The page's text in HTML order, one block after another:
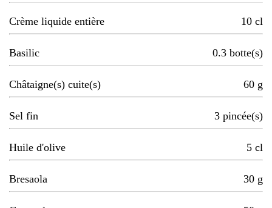
Crème liquide entière 10 cl
Basilic 0.3 botte(s)
Châtaigne(s) cuite(s) 60 g
Sel fin 3 pincée(s)
Huile d'olive 5 cl
Bresaola 30 g